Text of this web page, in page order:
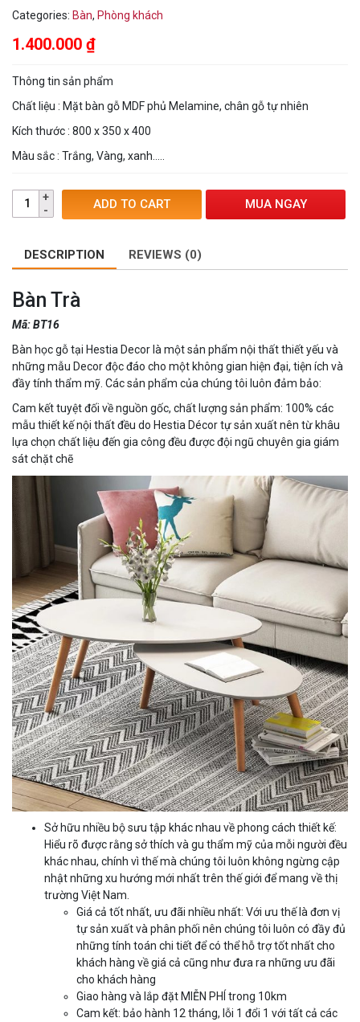
Categories: Bàn, Phòng khách
1.400.000 ₫
Thông tin sản phẩm
Chất liệu : Mặt bàn gỗ MDF phủ Melamine, chân gỗ tự nhiên
Kích thước : 800 x 350 x 400
Màu sắc : Trắng, Vàng, xanh…..
ADD TO CART MUA NGAY
DESCRIPTION REVIEWS (0)
Bàn Trà
Mã: BT16
Bàn học gỗ tại Hestia Decor là một sản phẩm nội thất thiết yếu và
những mẫu Decor độc đáo cho một không gian hiện đại, tiện ích và
đầy tính thẩm mỹ. Các sản phẩm của chúng tôi luôn đảm bảo:
Cam kết tuyệt đối về nguồn gốc, chất lượng sản phẩm: 100% các
mẫu thiết kế nội thất đều do Hestia Décor tự sản xuất nên từ khâu
lựa chọn chất liệu đến gia công đều được đội ngũ chuyên gia giám
sát chặt chẽ
Sở hữu nhiều bộ sưu tập khác nhau về phong cách thiết kế:
Hiểu rõ được rằng sở thích và gu thẩm mỹ của mỗi người đều
khác nhau, chính vì thế mà chúng tôi luôn không ngừng cập
nhật những xu hướng mới nhất trên thế giới để mang về thị
trường Việt Nam.
Giá cả tốt nhất, ưu đãi nhiều nhất: Với ưu thế là đơn vị
tự sản xuất và phân phối nên chúng tôi luôn có đầy đủ
những tính toán chi tiết để có thể hỗ trợ tốt nhất cho
khách hàng về giá cả cũng như đưa ra những ưu đãi
cho khách hàng
Giao hàng và lắp đặt MIỄN PHÍ trong 10km
Cam kết: bảo hành 12 tháng, lỗi 1 đổi 1 với tất cả các